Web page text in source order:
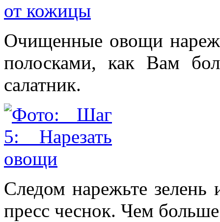
Очищенные овощи
полосками, как Вам
салатник.
Следом нарежьте
пресс чеснок. Чем